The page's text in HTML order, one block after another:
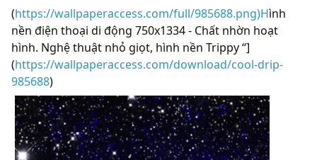
(https://wallpaperaccess.com/full/985688.png)Hình
nền điện thoại di động 750x1334 - Chất nhờn hoạt
hình. Nghệ thuật nhỏ giọt, hình nền Trippy “]
(https://wallpaperaccess.com/download/cool-drip-
985688)